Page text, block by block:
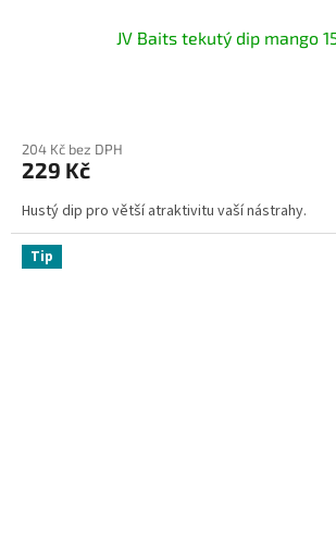
JV Baits tekutý dip mango
204 Kč bez DPH
229 Kč
Hustý dip pro větší atraktivitu vaší nástrahy.
Tip